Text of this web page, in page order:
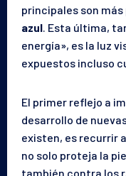
principales son
azul. Esta última,
energía», es la luz
expuestos incluso
El primer reflejo a
desarrollo de
existen, es recurrir
no solo proteja la
también contra los